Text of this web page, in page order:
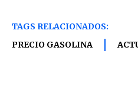
TAGS RELACIONADOS:
PRECIO GASOLINA